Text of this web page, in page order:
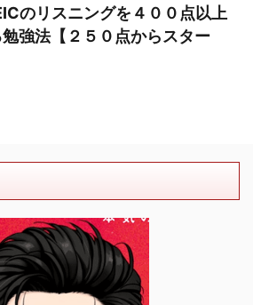
のリスニングを４００点以上
勉強法【２５０点からスター